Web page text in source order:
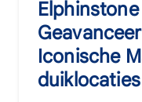
Iconische
duiklocaties